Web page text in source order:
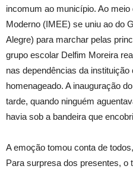
incomum ao município. Ao meio
Moderno (IMEE) se uniu ao do
Alegre) para marchar pelas
grupo escolar Delfim Moreira
nas dependências da
homenageado. A inauguração
tarde, quando ninguém
havia sob a bandeira que
A emoção tomou conta de
Para surpresa dos presentes, o